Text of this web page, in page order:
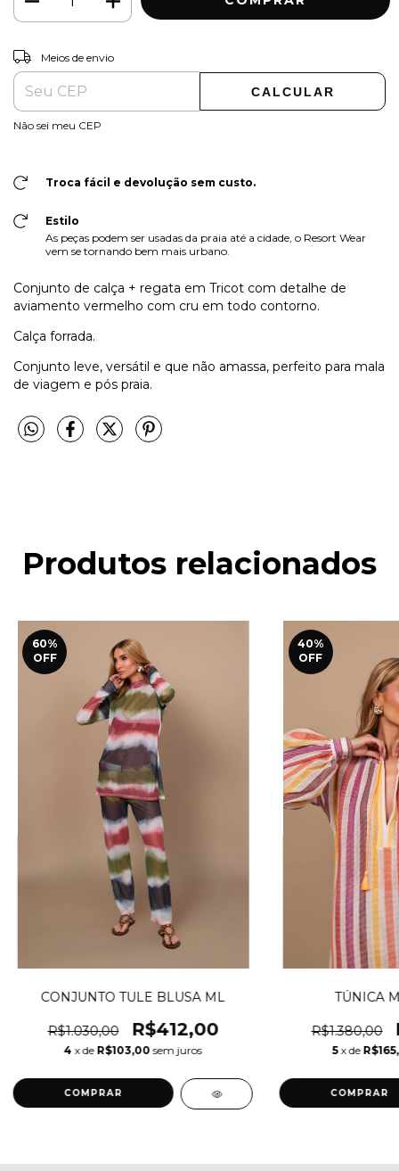
Entregas para o CEP:
Meios de envio
CALCULAR
Não sei meu CEP
Troca fácil e devolução sem custo.
Estilo
As peças podem ser usadas da praia até a cidade, o Resort Wear
vem se tornando bem mais urbano.
Conjunto de calça + regata em Tricot com detalhe de
aviamento vermelho com cru em todo contorno.
Calça forrada.
Conjunto leve, versátil e que não amassa, perfeito para mala
de viagem e pós praia.
Produtos relacionados
60%
OFF
CONJUNTO TULE BLUSA ML
R$1.030,00 R$412,00
4 x de R$103,00 sem juros
COMPRAR
40%
OFF
TÚNICA
R$1.380,00
5 x de
COMPRAR